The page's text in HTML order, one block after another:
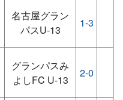
名古屋グラン
パスU-13
1-3
グランパスみ
よしFC U-13
2-0